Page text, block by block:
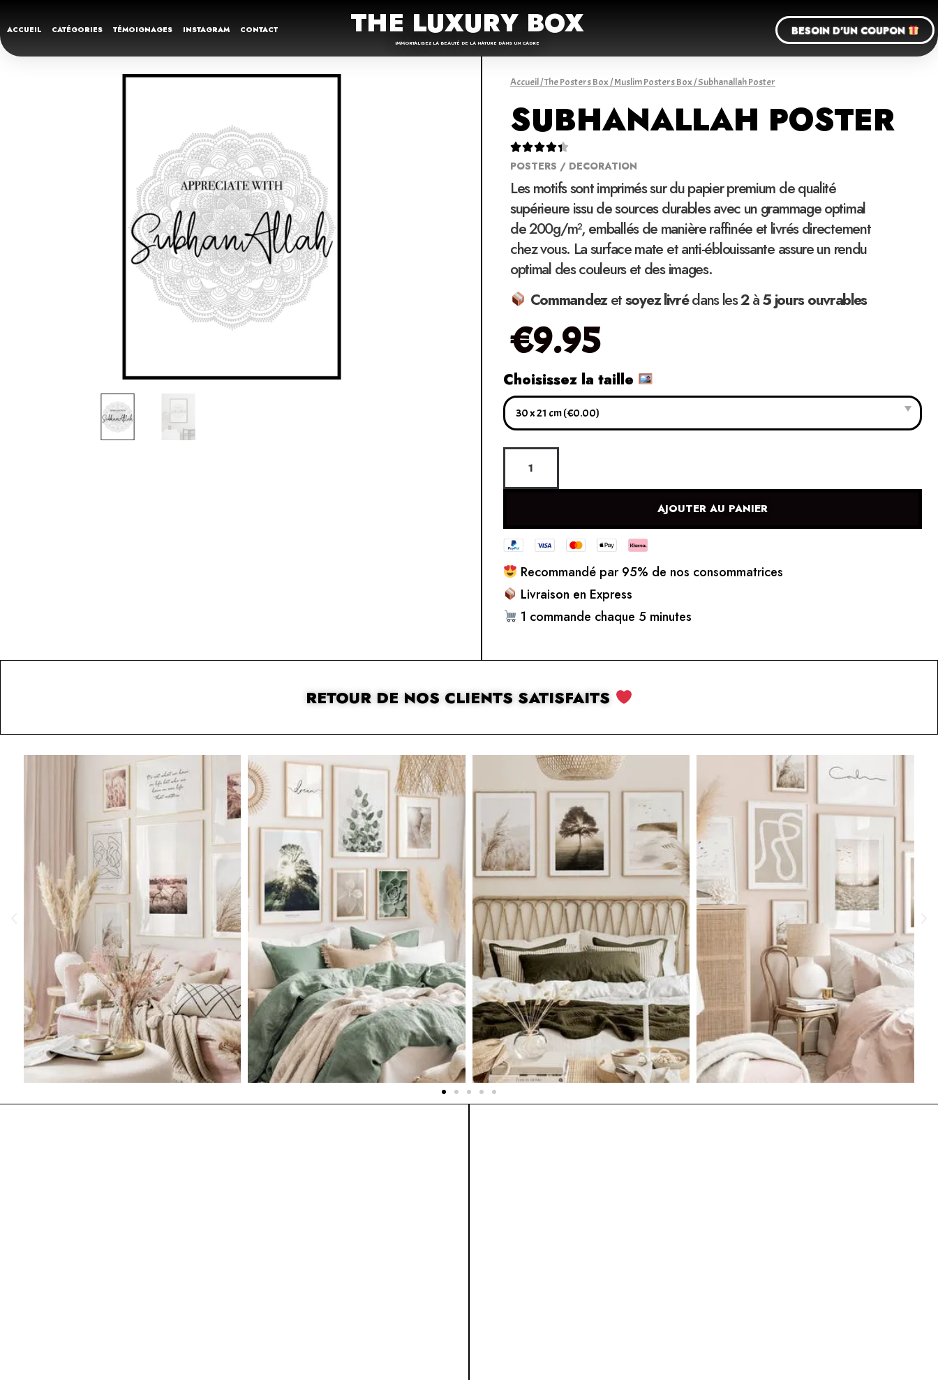
ACCUEIL CATÉGORIES TÉMOIGNAGES INSTAGRAM CONTACT THE LUXURY BOX
IMMORTALISEZ LA BEAUTÉ DE LA NATURE DANS UN CADRE
BESOIN D'UN COUPON
Accueil/The Posters Box/Muslim Posters Box/ Subhanallah Poster
SUBHANALLAH POSTER

POSTERS / DECORATION
Les motifs sont imprimés sur du papier premium de qualité
supérieure issu de sources durables avec un grammage optimal
de 200g/m², emballés de manière raffinée et livrés directement
chez vous. La surface mate et anti-éblouissante assure un rendu
optimal des couleurs et des images.
Commandezetsoyezlivrédans les2à5 jours ouvrables
€9.95
Choisissez la taille
AJOUTER AU PANIER
Recommandé par 95% de nos consommatrices
Livraison en Express
1 commande chaque 5 minutes
RETOUR DE NOS CLIENTS SATISFAITS